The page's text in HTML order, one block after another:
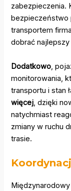
zabezpieczenia.
bezpieczeństwo
transportem
dobrać
Dodatkowo,
monitorowania,
transportu i stan
więcej, dzięki
natychmiast
zmiany w ruchu
trasie.